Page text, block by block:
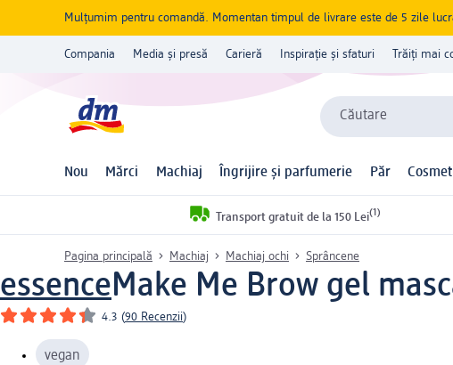
Mulțumim pentru comandă. Momentan timpul de livrare este de 5 zile
Compania Media și presă Carieră Inspirație și sfaturi Trăiți mai
Căutare
Nou Mărci Machiaj Îngrijire și parfumerie Păr
Transport gratuit de la 150 Lei(1)
Pagina principală Machiaj Machiaj ochi Sprâncene
essenceMake Me Brow gel
4.3 (90 Recenzii)
vegan